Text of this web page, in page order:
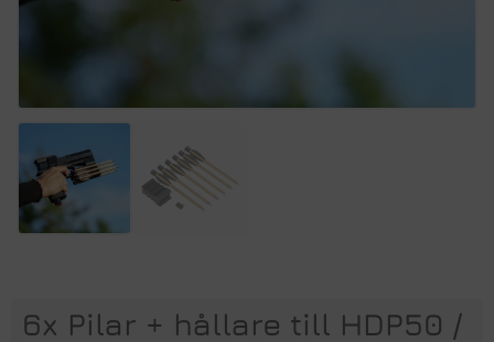
6x Pilar + hållare till HDP50 /